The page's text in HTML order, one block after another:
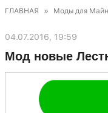
ГЛАВНАЯ » Моды для
04.07.2016, 19:59
Мод новые